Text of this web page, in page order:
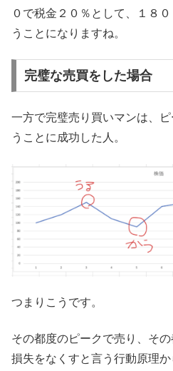
０で税金２０％として、１８
うことになりますね。
完璧な売買をした場合
一方で完璧売り買いマンは、
うことに成功した人。
つまりこうです。
その都度のピークで売り、そ
損失をなくすと言う行動原理